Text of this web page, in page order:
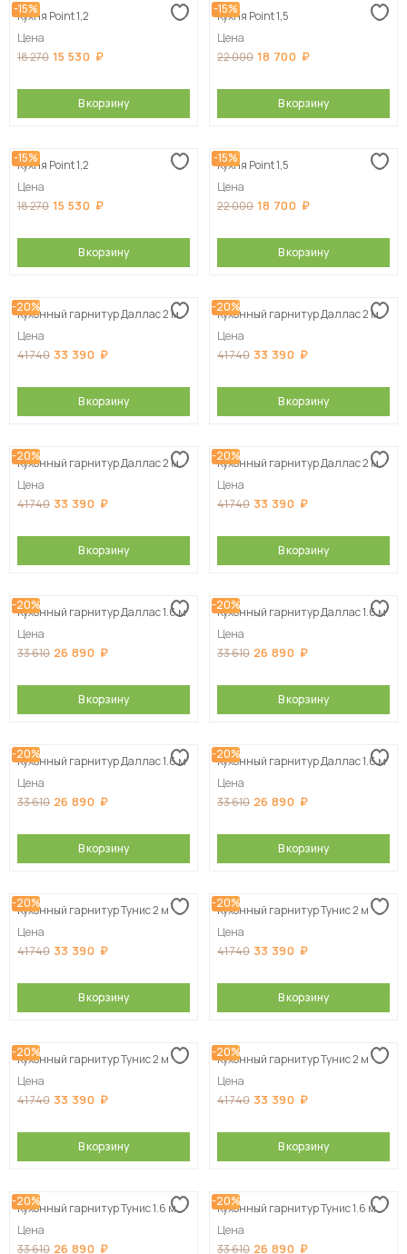
-15%
Кухня Point 1,2
Цена
18 270 15 530
В корзину
-15%
Кухня Point 1,5
Цена
22 000 18 700
В корзину
-15%
Кухня Point 1,2
Цена
18 270 15 530
В корзину
-15%
Кухня Point 1,5
Цена
22 000 18 700
В корзину
-20%
Кухонный гарнитур Даллас 2 м
Цена
41 740 33 390
В корзину
-20%
Кухонный гарнитур Даллас 2 м
Цена
41 740 33 390
В корзину
-20%
Кухонный гарнитур Даллас 2 м
Цена
41 740 33 390
В корзину
-20%
Кухонный гарнитур Даллас 2 м
Цена
41 740 33 390
В корзину
-20%
Кухонный гарнитур Даллас 1.6 м
Цена
33 610 26 890
В корзину
-20%
Кухонный гарнитур Даллас 1.6 м
Цена
33 610 26 890
В корзину
-20%
Кухонный гарнитур Даллас 1.6 м
Цена
33 610 26 890
В корзину
-20%
Кухонный гарнитур Даллас 1.6 м
Цена
33 610 26 890
В корзину
-20%
Кухонный гарнитур Тунис 2 м
Цена
41 740 33 390
В корзину
-20%
Кухонный гарнитур Тунис 2 м
Цена
41 740 33 390
В корзину
-20%
Кухонный гарнитур Тунис 2 м
Цена
41 740 33 390
В корзину
-20%
Кухонный гарнитур Тунис 2 м
Цена
41 740 33 390
В корзину
-20%
Кухонный гарнитур Тунис 1.6 м
Цена
33 610 26 890
-20%
Кухонный гарнитур Тунис 1.6 м
Цена
33 610 26 890